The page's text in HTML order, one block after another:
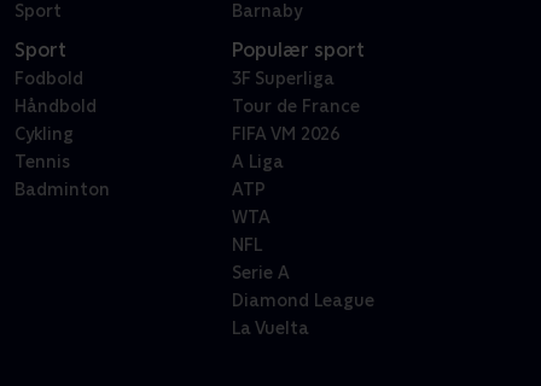
Sport
Barnaby
Sport
Fodbold
Håndbold
Cykling
Tennis
Badminton
Populær sport
3F Superliga
Tour de France
FIFA VM 2026
A Liga
ATP
WTA
NFL
Serie A
Diamond League
La Vuelta